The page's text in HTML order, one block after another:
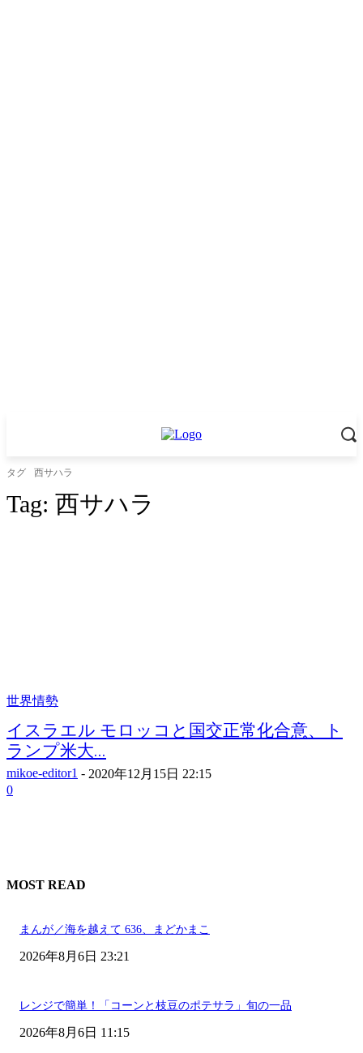
タグ 西サハラ
Tag: 西サハラ
世界情勢
イスラエル モロッコと国交正常化合意、ト
ランプ米大...
mikoe-editor1 - 2020年12月15日 22:15
0
MOST READ
まんが／海を越えて 636、まどかまこ
2026年8月6日 23:21
レンジで簡単！「コーンと枝豆のポテサラ」旬の一品
2026年8月6日 11:15